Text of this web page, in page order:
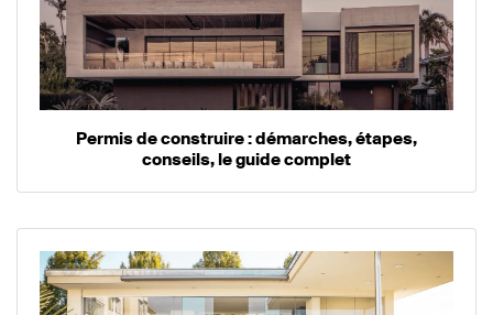
Permis de construire : démarches, étapes,
conseils, le guide complet